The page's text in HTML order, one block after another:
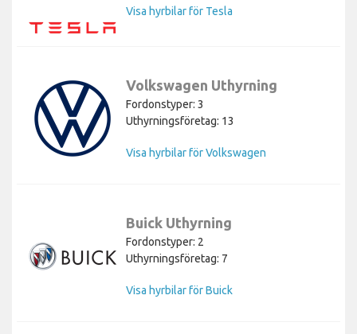
Visa hyrbilar för Tesla
Volkswagen Uthyrning
Fordonstyper: 3
Uthyrningsföretag: 13
Visa hyrbilar för Volkswagen
Buick Uthyrning
Fordonstyper: 2
Uthyrningsföretag: 7
Visa hyrbilar för Buick